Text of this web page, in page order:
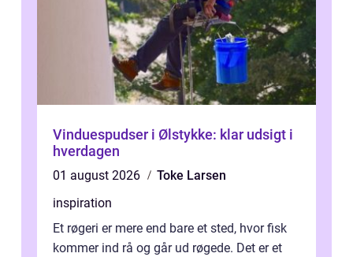
Vinduespudser i Ølstykke: klar udsigt i
hverdagen
01 august 2026
Toke Larsen
inspiration
Et røgeri er mere end bare et sted, hvor fisk
kommer ind rå og går ud røgede. Det er et